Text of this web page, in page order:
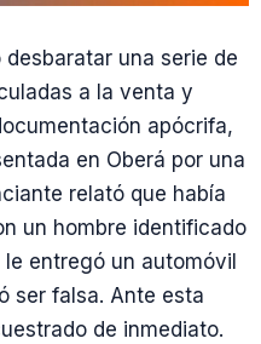
una serie de
a la venta y
apócrifa,
en Oberá por una
relató que había
un hombre identificado
entregó un automóvil
ser falsa. Ante esta
de inmediato.